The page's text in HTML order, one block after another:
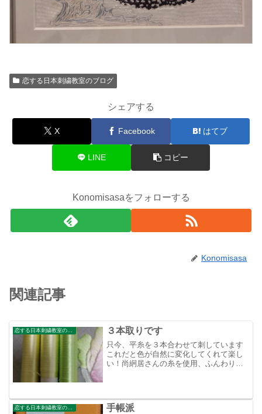
恋する日本刺繍教室のブログ
シェアする
X Facebook はてブ
LINE コピー
Konomisasaをフォローする
Konomisasa
関連記事
３本取りです
只今、平糸を３本合わせて刺しています
これだと色が自然に変化してくれて楽し
い！尚絅居さんの糸を使用、ふんわり柔
さすが３０００本の色糸を...
恋する日本刺繍教室のブログ 手帳派